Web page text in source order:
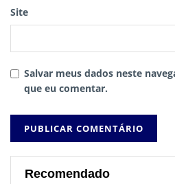
Site
Salvar meus dados neste
que eu comentar.
Recomendado